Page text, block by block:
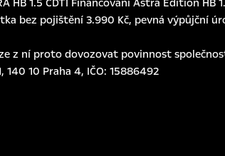
bez pojištění 3.990 Kč, pevná výpůjční
z ní proto dovozovat povinnost
10 Praha 4, IČO: 15886492